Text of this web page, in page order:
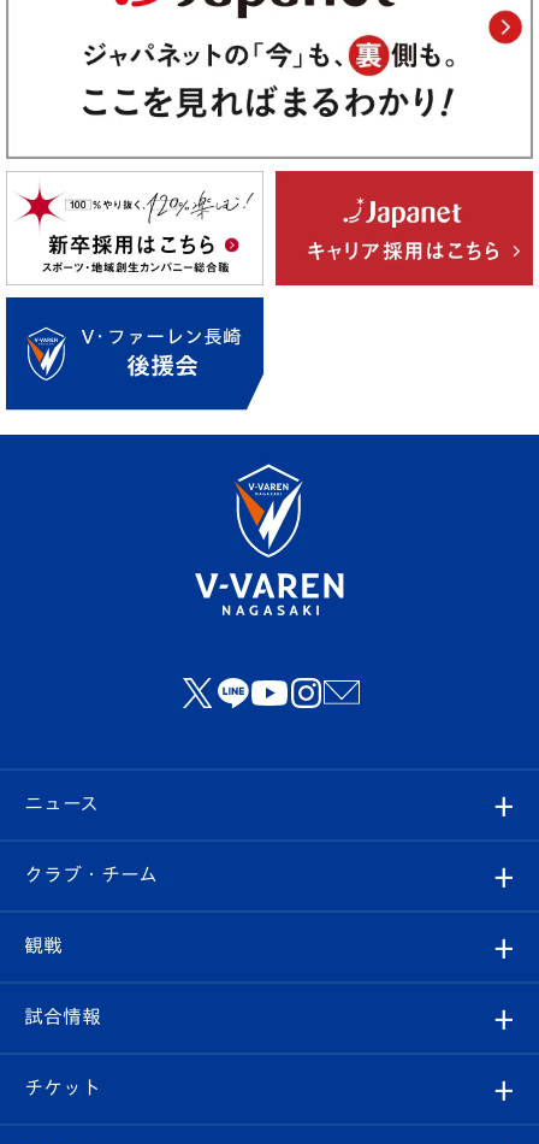
ニュース
すべて
クラブ
試合情報
クラブ・チーム
クラブ概要
エンブレム紹介
観戦
観戦ルール
はじめての観戦ガイド
試合情報
試合日程/結果
チケット